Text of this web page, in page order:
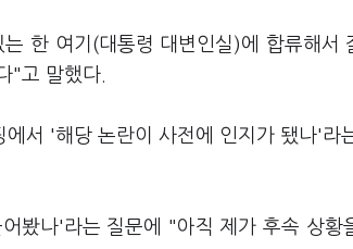
한 여기(대통령 대변인실)에 합류해서
"고 말했다.
서 '해당 논란이 사전에 인지가 됐나'라
봤나'라는 질문에 "아직 제가 후속 상